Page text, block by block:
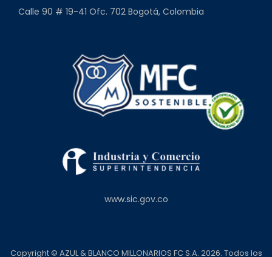
Calle 90 # 19-41 Ofc. 702 Bogotá, Colombia
www.sic.gov.co
Copyright © AZUL & BLANCO MILLONARIOS FC S.A. 2026. Todos los